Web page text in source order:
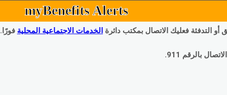
myBenefits Alerts
التدفئة فعليك الاتصال بمكتب دائرة الخدمات الاجتماعية المحلية فورًا.
بالرقم 911.